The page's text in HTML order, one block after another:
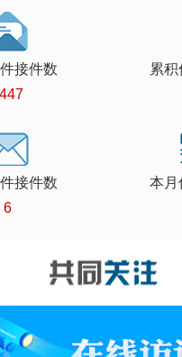
接件数
累
接件数
6
本月